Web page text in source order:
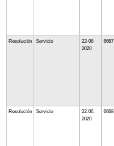
Resolución Servicio
22-06-
2020
6667
Resolución Servicio
22-06-
2020
6668